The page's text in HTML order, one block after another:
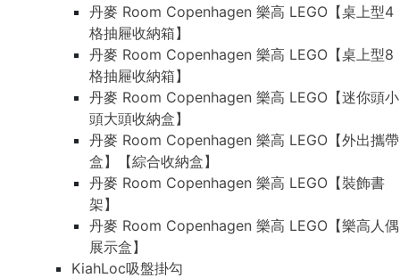
丹麥 Room Copenhagen 樂高 LEGO【桌上型4
格抽屜收納箱】
丹麥 Room Copenhagen 樂高 LEGO【桌上型8
格抽屜收納箱】
丹麥 Room Copenhagen 樂高 LEGO【迷你頭小
頭大頭收納盒】
丹麥 Room Copenhagen 樂高 LEGO【外出攜帶
盒】【綜合收納盒】
丹麥 Room Copenhagen 樂高 LEGO【裝飾書
架】
丹麥 Room Copenhagen 樂高 LEGO【樂高人偶
展示盒】
KiahLoc吸盤掛勾